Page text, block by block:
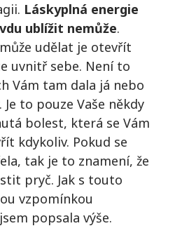
Láskyplná energie
ublížit nemůže.
udělat je otevřít
uvnitř sebe. Není to
Vám tam dala já nebo
Je to pouze Vaše někdy
bolest, která se Vám
kdykoliv. Pokud se
tak je to znamení, že
pryč. Jak s touto
vzpomínkou
popsala výše.